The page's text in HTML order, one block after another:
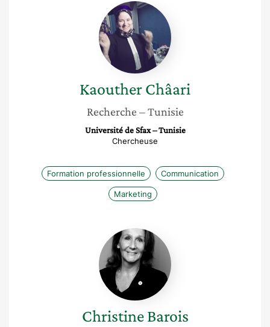
Kaouther
Châari
KaoutherChâari
Recherche – Tunisie
Université de Sfax – Tunisie
Chercheuse
Formation professionnelle Communication
Marketing
Christine
Barois
Christine Barois